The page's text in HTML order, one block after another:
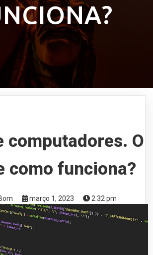
computadores. O
como funciona?
março 1, 2023 2:32 pm